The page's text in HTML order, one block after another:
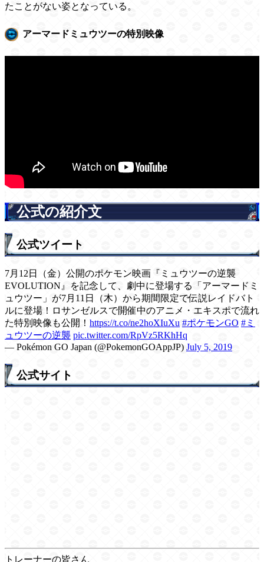
たことがない姿となっている。
アーマードミュウツーの特別映像
公式の紹介文
公式ツイート
7月12日（金）公開のポケモン映画『ミュウツーの逆襲
EVOLUTION』を記念して、劇中に登場する「アーマードミ
ュウツー」が7月11日（木）から期間限定で伝説レイドバト
ルに登場！ロサンゼルスで開催中のアニメ・エキスポで流れ
た特別映像も公開！ https://t.co/ne2hoXIuXu #ポケモンGO #ミ
ュウツーの逆襲 pic.twitter.com/RpVz5RKhHq
— Pokémon GO Japan (@PokemonGOAppJP) July 5, 2019
公式サイト
トレーナーの皆さん